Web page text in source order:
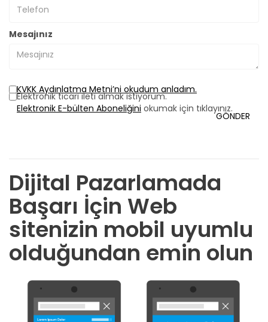
Mesajınız
KVKK Aydınlatma Metni’ni okudum anladım.
Elektronik ticari ileti almak istiyorum.
Elektronik E-bülten Aboneliğini okumak için tıklayınız.
GÖNDER
Dijital Pazarlamada
Başarı İçin Web
sitenizin mobil uyumlu
olduğundan emin olun